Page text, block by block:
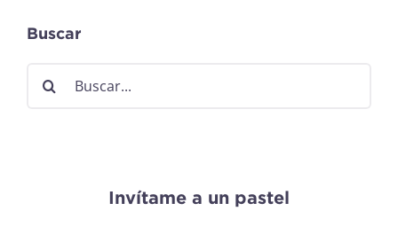
Buscar
Invítame a un pastel